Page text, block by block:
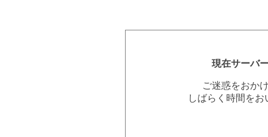
現在サーバ
ご迷惑をおか
しばらく時間を